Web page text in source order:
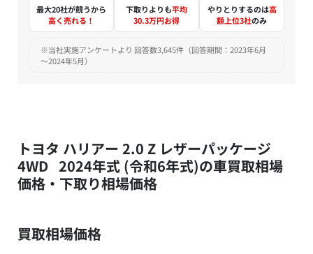
最大20社が競うから
高く売れる！
下取りよりも平均
30.3万円お得
やりとりするのは高
額上位3社のみ
※当社実施アンケートより 回答数3,645件（回答期間：2023年6月
～2024年5月）
トヨタ ハリアー 2.0 Z レザーパッケージ
4WD 2024年式 (令和6年式)の車買取相場
価格・下取り相場価格
買取相場価格